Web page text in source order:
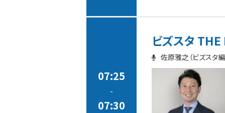
07:25
-
07:30
ビズスタ
佐原雅之（ビズスタ